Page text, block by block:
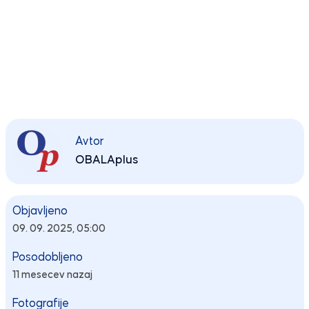
Avtor
OBALAplus
Objavljeno
09. 09. 2025, 05:00
Posodobljeno
11 mesecev nazaj
Fotografije